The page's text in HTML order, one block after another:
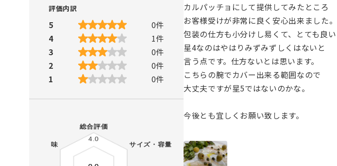
評価内訳
5 0件
4
1件
3
0件
2
0件
1
0件
カルパッチョにして提供してみたところ
お客様受けが非常に良く安心出来ました。
包装の仕方も小分けし易くて、とても良い
星4なのはやはりみずみずしくはないと
言う点です。仕方ないとは思います。
こちらの腕でカバー出来る範囲なので
大丈夫ですが星5ではないのかな。
今後とも宜しくお願い致します。